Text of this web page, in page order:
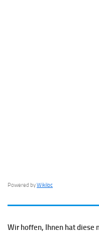
Powered byWikiloc
Wir hoffen, Ihnen hat diese